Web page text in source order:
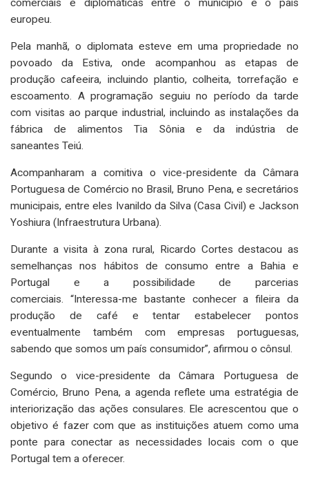
comerciais e diplomáticas entre o município e o país
europeu.
Pela manhã, o diplomata esteve em uma propriedade no
povoado da Estiva, onde acompanhou as etapas de
produção cafeeira, incluindo plantio, colheita, torrefação e
escoamento. A programação seguiu no período da tarde
com visitas ao parque industrial, incluindo as instalações da
fábrica de alimentos Tia Sônia e da indústria de
saneantes Teiú.
Acompanharam a comitiva o vice-presidente da Câmara
Portuguesa de Comércio no Brasil, Bruno Pena, e secretários
municipais, entre eles Ivanildo da Silva (Casa Civil) e Jackson
Yoshiura (Infraestrutura Urbana).
Durante a visita à zona rural, Ricardo Cortes destacou as
semelhanças nos hábitos de consumo entre a Bahia e
Portugal e a possibilidade de parcerias
comerciais. “Interessa-me bastante conhecer a fileira da
produção de café e tentar estabelecer pontos
eventualmente também com empresas portuguesas,
sabendo que somos um país consumidor”, afirmou o cônsul.
Segundo o vice-presidente da Câmara Portuguesa de
Comércio, Bruno Pena, a agenda reflete uma estratégia de
interiorização das ações consulares. Ele acrescentou que o
objetivo é fazer com que as instituições atuem como uma
ponte para conectar as necessidades locais com o que
Portugal tem a oferecer.